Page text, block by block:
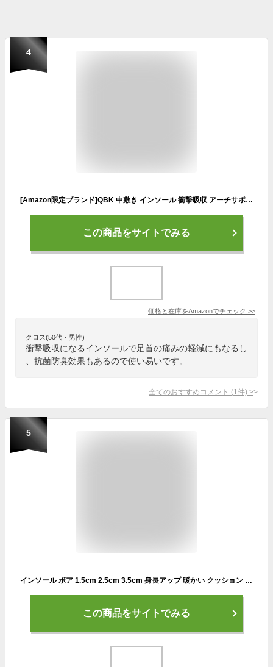
4
[Amazon限定ブランド]QBK 中敷き インソール 衝撃吸収 アーチサポーター 扁平足 足底筋膜炎 足首の痛み 足底筋膜炎 つま先の痛み サイズ調整可能 抗菌防臭 立ち仕事 レディース メンズ L
この商品をサイトでみる
価格と在庫をAmazonでチェック >>
クロス(50代・男性)
衝撃吸収になるインソールで足首の痛みの軽減にもなるし
、抗菌防臭効果もあるので使い易いです。
全てのおすすめコメント (1 件) >
5
インソール ボア 1.5cm 2.5cm 3.5cm 身長アップ 暖かい クッション 中敷き 身長UP あったか 保温 シークレット レディース メンズ 秋冬 防寒 寒さ対策 靴 シューズ ブーツ スニーカー
この商品をサイトでみる